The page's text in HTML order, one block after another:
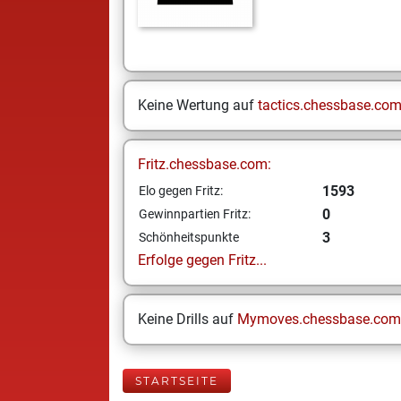
Keine Wertung auf tactics.chessbase.com
Fritz.chessbase.com:
Elo gegen Fritz: 1593
Gewinnpartien Fritz: 0
Schönheitspunkte
3
Erfolge gegen Fritz...
Keine Drills auf Mymoves.chessbase.com
STARTSEITE